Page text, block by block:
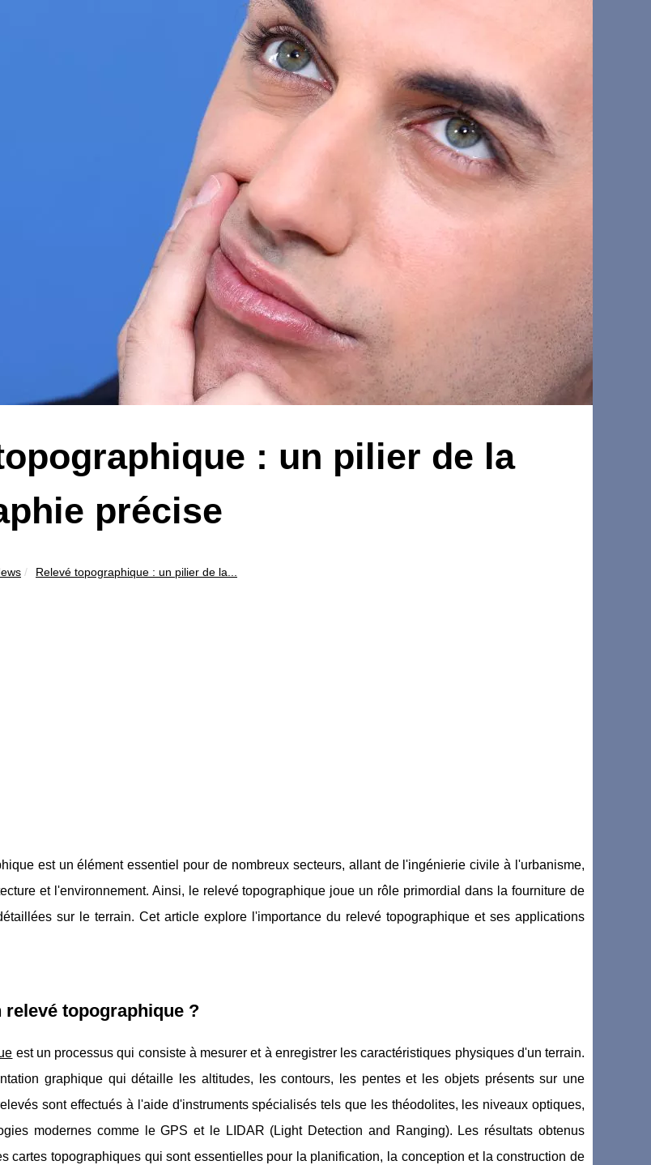
: un pilier de la
précise
Relevé topographique : un pilier de la...
est un élément essentiel pour de nombreux secteurs, allant de l'ingénierie civile à l'urbanisme,
et l'environnement. Ainsi, le relevé topographique joue un rôle primordial dans la fourniture de
sur le terrain. Cet article explore l'importance du relevé topographique et ses applications
relevé topographique ?
est un processus qui consiste à mesurer et à enregistrer les caractéristiques physiques d'un terrain.
graphique qui détaille les altitudes, les contours, les pentes et les objets présents sur une
sont effectués à l'aide d'instruments spécialisés tels que les théodolites, les niveaux optiques,
modernes comme le GPS et le LIDAR (Light Detection and Ranging). Les résultats obtenus
cartes topographiques qui sont essentielles pour la planification, la conception et la construction de